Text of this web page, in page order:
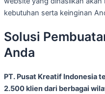
kebutuhan serta keinginan
Solusi
Anda
PT. Pusat Kreatif Indonesia
2.500 klien dari berbagai